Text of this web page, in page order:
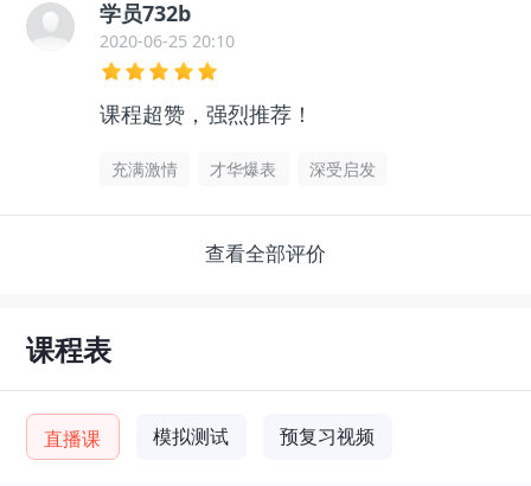
学员732b
2020-06-25 20:10
课程超赞，强烈推荐！
充满激情 才华爆表 深受启发
查看全部评价
课程表
直播课 模拟测试 预复习视频